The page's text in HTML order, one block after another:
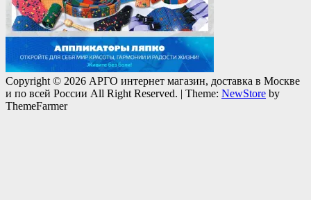
Copyright © 2026 АРГО интернет магазин, доставка в Москве
и по всей России All Right Reserved. | Theme: NewStore by
ThemeFarmer